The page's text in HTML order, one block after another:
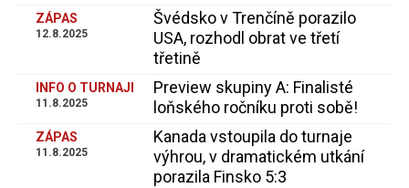
ZÁPAS
12.8.2025
Švédsko v Trenčíně porazilo
USA, rozhodl obrat ve třetí
třetině
INFO O TURNAJI
11.8.2025
Preview skupiny A: Finalisté
loňského ročníku proti sobě!
ZÁPAS
11.8.2025
Kanada vstoupila do turnaje
výhrou, v dramatickém utkání
porazila Finsko 5:3